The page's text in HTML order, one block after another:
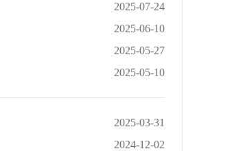
2025-07-24
2025-06-10
2025-05-27
2025-05-10
2025-03-31
2024-12-02